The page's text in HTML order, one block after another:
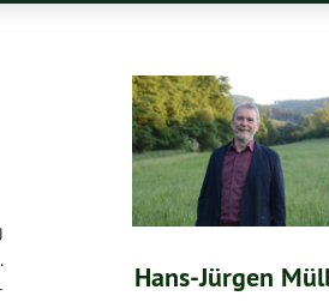
Hans-Jürgen